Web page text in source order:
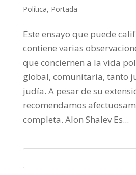
Política, Portada
Este ensayo que puede
contiene varias
que conciernen a la vida
global, comunitaria, tanto
judía. A pesar de su
recomendamos
completa. Alon Shalev Es...